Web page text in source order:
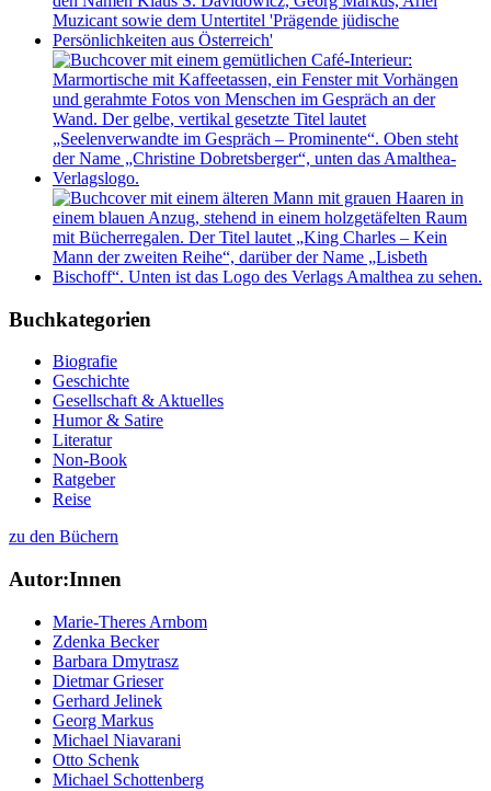
Buchkategorien
Biografie
Geschichte
Gesellschaft & Aktuelles
Humor & Satire
Literatur
Non-Book
Ratgeber
Reise
zu den Büchern
Autor:Innen
Marie-Theres Arnbom
Zdenka Becker
Barbara Dmytrasz
Dietmar Grieser
Gerhard Jelinek
Georg Markus
Michael Niavarani
Otto Schenk
Michael Schottenberg